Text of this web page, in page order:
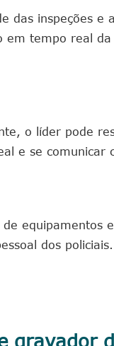
das inspeções
tempo real
o líder pode
e se comunicar
equipamentos
dos policiais.
gravador